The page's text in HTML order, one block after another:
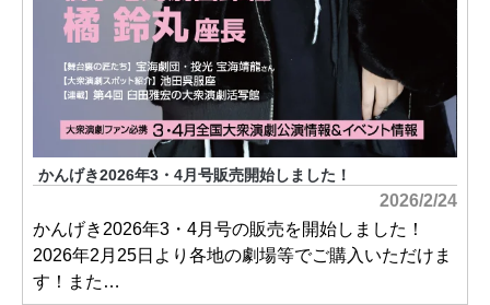
かんげき2026年3・4月号販売開始しました！
2026/2/24
かんげき2026年3・4月号の販売を開始しました！
2026年2月25日より各地の劇場等でご購入いただけま
す！また…